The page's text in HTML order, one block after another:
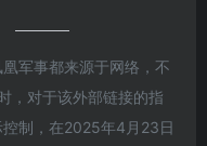
军事都来源于网络，不
，对于该外部链接的指
制，在2025年4月23日